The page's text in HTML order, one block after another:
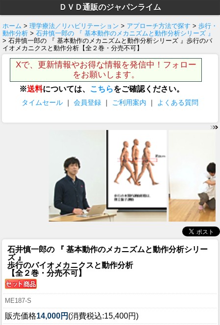
ＤＶＤ通販のジャパンライム
ホーム > 理学療法／リハビリテーション > アプローチ方法で探す > 歩行・
動作分析 > 石井慎一郎の 『 基本動作のメカニズムと動作分析シリーズ 』
> 石井慎一郎の 『 基本動作のメカニズムと動作分析シリーズ 』歩行のバ
イオメカニクスと動作分析【全２巻・分売不可】
Xで、更新情報やお得な情報を発信中！フォロー
をお願いします。
※送料については、 こちらをご確認ください。
タイムセール ｜ 会員登録 ｜ ご利用案内 ｜ よくある質問
石井慎一郎の 『 基本動作のメカニズムと動作分析シリー
ズ 』
歩行のバイオメカニクスと動作分析
【全２巻・分売不可】
ME187-S
販売価格14,000円 (消費税込:15,400円)